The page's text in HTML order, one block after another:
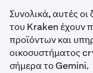
Συνολικά, αυτές οι
του Kraken έχουν
προϊόντων και
οικοσυστήματος
σήμερα το Gemini.